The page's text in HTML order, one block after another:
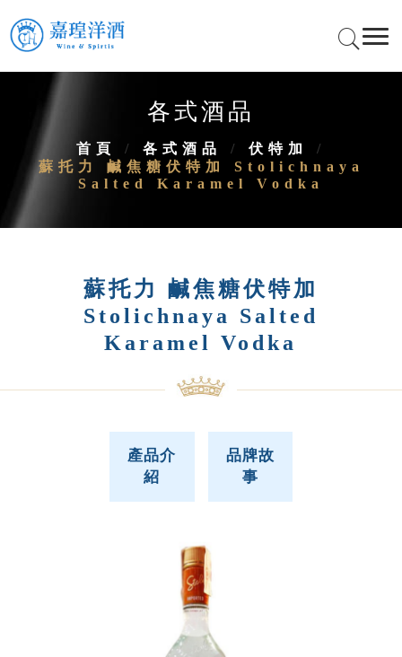
各式酒品
首頁 / 各式酒品 / 伏特加
/
蘇托力 鹹焦糖伏特加 Stolichnaya
Salted Karamel Vodka
蘇托力 鹹焦糖伏特加
Stolichnaya Salted
Karamel Vodka
產品介
紹
品牌故
事